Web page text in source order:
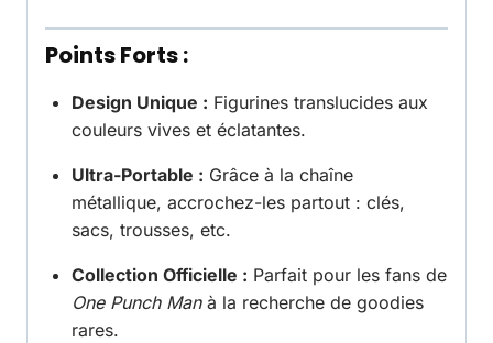
Points Forts :
Design Unique : Figurines translucides aux
couleurs vives et éclatantes.
Ultra-Portable : Grâce à la chaîne
métallique, accrochez-les partout : clés,
sacs, trousses, etc.
Collection Officielle : Parfait pour les fans de
One Punch Manà la recherche de goodies
rares.